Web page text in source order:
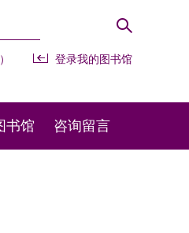
登录我的图书馆
书馆 咨询留言